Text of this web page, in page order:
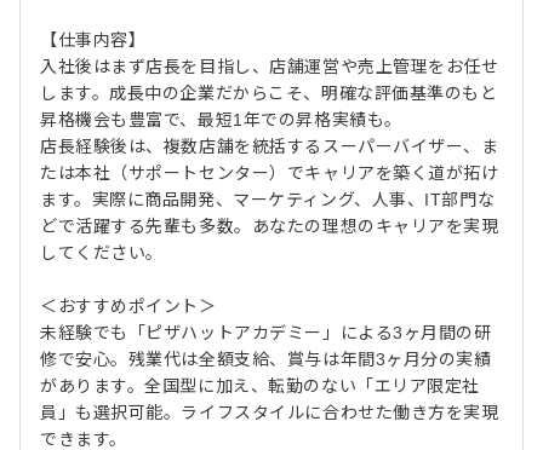
【仕事内容】
入社後はまず店長を目指し、店舗運営や売上管理をお任せ
します。成長中の企業だからこそ、明確な評価基準のもと
昇格機会も豊富で、最短1年での昇格実績も。
店長経験後は、複数店舗を統括するスーパーバイザー、ま
たは本社（サポートセンター）でキャリアを築く道が拓け
ます。実際に商品開発、マーケティング、人事、IT部門な
どで活躍する先輩も多数。あなたの理想のキャリアを実現
してください。
＜おすすめポイント＞
未経験でも「ピザハットアカデミー」による3ヶ月間の研
修で安心。残業代は全額支給、賞与は年間3ヶ月分の実績
があります。全国型に加え、転勤のない「エリア限定社
員」も選択可能。ライフスタイルに合わせた働き方を実現
できます。